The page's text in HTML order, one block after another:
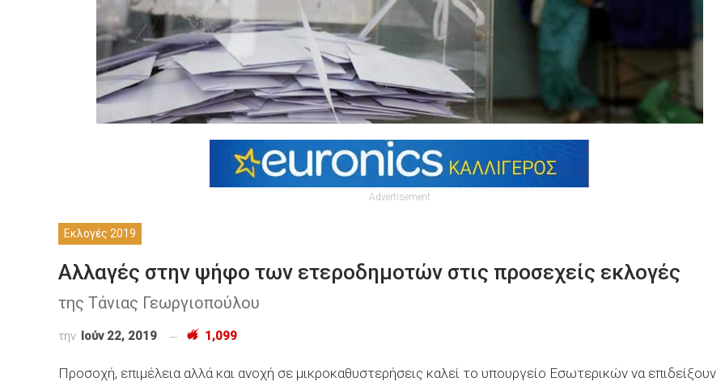
Advertisement
Εκλογές 2019
Αλλαγές στην ψήφο των ετεροδημοτών στις προσεχείς εκλογές
της Τάνιας Γεωργιοπούλου
την Ιούν 22, 2019 1,099
Προσοχή, επιμέλεια αλλά και ανοχή σε μικροκαθυστερήσεις καλεί το υπουργείο Εσωτερικών να επιδείξουν